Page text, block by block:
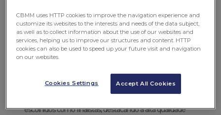
foco em sustentabilidade, segurança e eficiência
escolhidos como finalistas, destacando a alta qualidade
CBMM uses HTTP cookies to improve the navigation experience and
customize its websites to the interests and needs of the data subject,
as well as to collect information about the use of our websites and
services, helping us to improve our structures and content. HTTP
cookies can also be used to speed up your future visit and navigation
on our websites.
Accept All Cookies
Cookies Settings